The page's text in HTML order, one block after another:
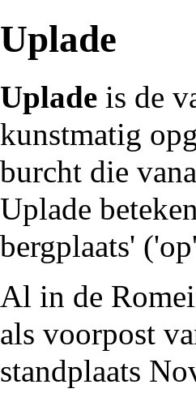
Uplade
Uplade is de
kunstmatig
burcht die
Uplade
bergplaats'
Al in de
als voorpost
standplaats